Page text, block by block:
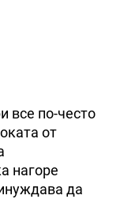
все по-често
от
нагоре
да